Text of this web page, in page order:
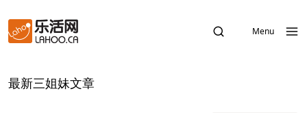
Menu
最新三姐妹文章